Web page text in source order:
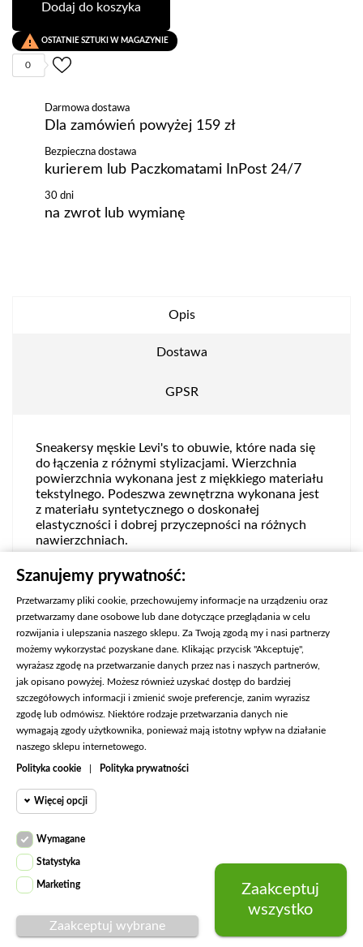
Dodaj do koszyka
 OSTATNIE SZTUKI W MAGAZYNIE
0
Darmowa dostawa
Dla zamówień powyżej 159 zł
Bezpieczna dostawa
kurierem lub Paczkomatami InPost 24/7
30 dni
na zwrot lub wymianę
Opis
Dostawa
GPSR
Sneakersy męskie Levi's to obuwie, które nada się
do łączenia z różnymi stylizacjami. Wierzchnia
powierzchnia wykonana jest z miękkiego materiału
tekstylnego. Podeszwa zewnętrzna wykonana jest
z materiału syntetycznego o doskonałej
elastyczności i dobrej przyczepności na różnych
nawierzchniach.
Numer produktu:233037878056
PRODUKTY
NASZA FIRMA
KONTO
Szanujemy prywatność:
Przetwarzamy pliki cookie, przechowujemy informacje na urządzeniu oraz
przetwarzamy dane osobowe lub dane dotyczące przeglądania w celu
rozwijania i ulepszania naszego sklepu. Za Twoją zgodą my i nasi partnerzy
możemy wykorzystać pozyskane dane. Klikając przycisk "Akceptuję",
wyrażasz zgodę na przetwarzanie danych przez nas i naszych partnerów,
jak opisano powyżej. Możesz również uzyskać dostęp do bardziej
szczegółowych informacji i zmienić swoje preferencje, zanim wyrazisz
zgodę lub odmówisz. Niektóre rodzaje przetwarzania danych nie
wymagają zgody użytkownika, ponieważ mają istotny wpływ na działanie
naszego sklepu internetowego.
Polityka cookie Polityka prywatności
Więcej opcji
Wymagane
Wymagane pliki cookie oraz
wymagane do przeglądania
witryny i korzystania z jej
podstawowych funkcji. Te pliki
Cookie
Wymagane
Statystyka
Marketing
Zaakceptuj wybrane
Zaakceptuj
wszystko
© 2026 - Fashion Jeans